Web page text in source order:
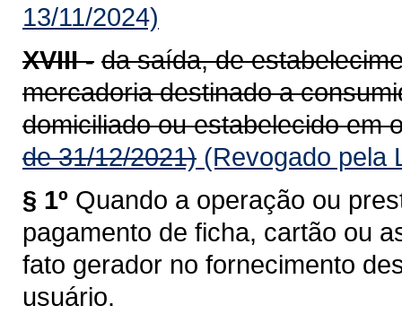
13/11/2024)
XVIII - da saída, de
mercadoria destinado a
domiciliado ou estabelecido em
de 31/12/2021) (Revogado pela
§ 1º Quando a operação ou
pagamento de ficha, cartão ou
fato gerador no fornecimento
usuário.